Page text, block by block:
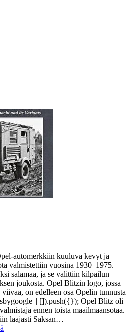
automerkkiin kuuluva kevyt ja
valmistettiin vuosina 1930–1975.
salamaa, ja se valittiin kilpailun
joukosta. Opel Blitzin logo, jossa
on edelleen osa Opelin tunnusta
|| []).push({}); Opel Blitz oli
ennen toista maailmaansotaa.
laajasti Saksan…